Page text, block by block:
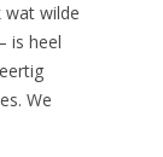
wat wilde
is heel
We